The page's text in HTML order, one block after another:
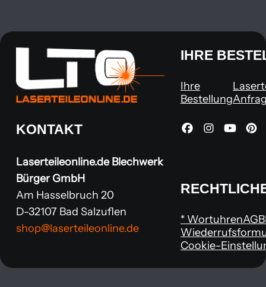
KONTAKT
Laserteileonline.de Blechwerk
Bürger GmbH
Am Hasselbruch 20
D-32107 Bad Salzuflen
shop@laserteileonline.de
IHRE
Ihre
Bestellung
* WortuhrenAGB
Cookie-